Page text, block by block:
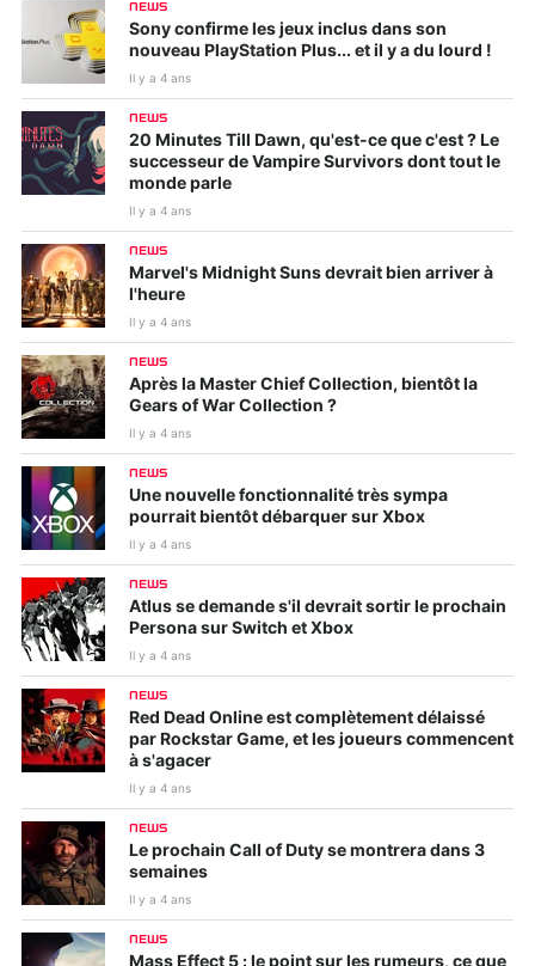
NEWS
Sony confirme les jeux inclus dans son
nouveau PlayStation Plus... et il y a du lourd !
Il y a 4 ans
NEWS
20 Minutes Till Dawn, qu'est-ce que c'est ? Le
successeur de Vampire Survivors dont tout le
monde parle
Il y a 4 ans
NEWS
Marvel's Midnight Suns devrait bien arriver à
l'heure
Il y a 4 ans
NEWS
Après la Master Chief Collection, bientôt la
Gears of War Collection ?
Il y a 4 ans
NEWS
Une nouvelle fonctionnalité très sympa
pourrait bientôt débarquer sur Xbox
Il y a 4 ans
NEWS
Atlus se demande s'il devrait sortir le prochain
Persona sur Switch et Xbox
Il y a 4 ans
NEWS
Red Dead Online est complètement délaissé
par Rockstar Game, et les joueurs commencent
à s'agacer
Il y a 4 ans
NEWS
Le prochain Call of Duty se montrera dans 3
semaines
Il y a 4 ans
NEWS